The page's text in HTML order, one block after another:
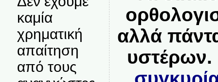
καμία
χρηματική
απαίτηση
από τους
αλλά
υστέρων.